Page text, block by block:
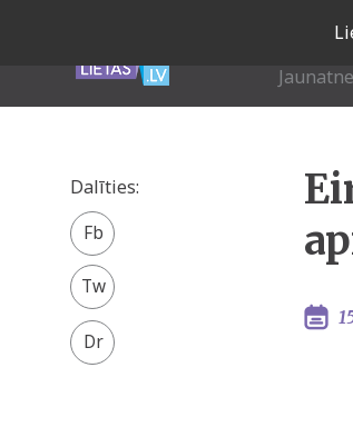
Dalīties:
Facebook
share
Twitter